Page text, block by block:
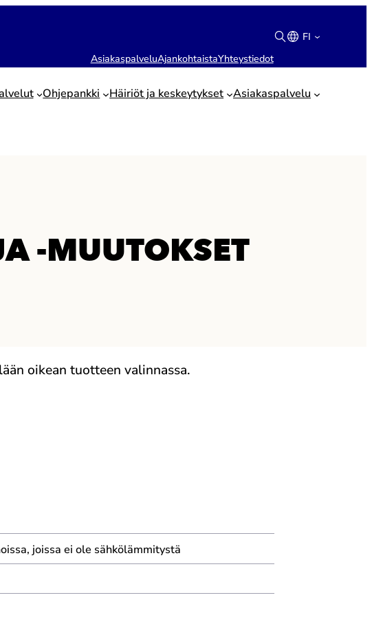
AsiakaspalveluAjankohtaistaYhteystiedot
FI
Suomi
English
Ohjepankki Häiriöt ja keskeytykset Asiakaspalvelu
-MUUTOKSET
oikean tuotteen valinnassa.
joissa ei ole sähkölämmitystä